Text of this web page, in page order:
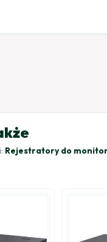
Rejestratory do